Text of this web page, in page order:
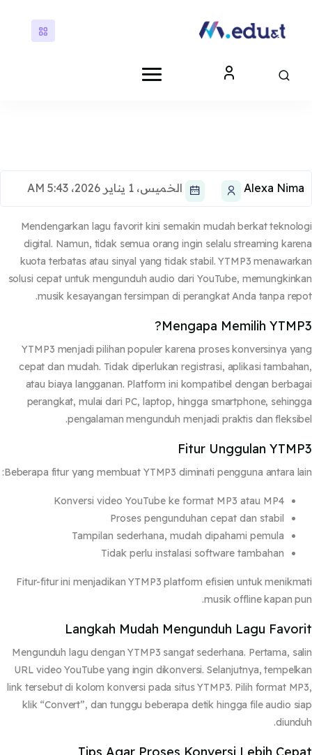
Alexa الخميس، 1 يناير 2026، 5:43 AM
Mendengarkan lagu favorit kini semakin mudah berkat
digital. Namun, tidak semua orang ingin selalu streaming
kuota terbatas atau sinyal yang tidak stabil. YTMP3
solusi cepat untuk mengunduh audio dari YouTube,
musik kesayangan tersimpan di perangkat Anda tanpa
Mengapa Memilih
YTMP3 menjadi pilihan populer karena proses konversinya
cepat dan mudah. Tidak diperlukan registrasi, aplikasi
atau biaya langganan. Platform ini kompatibel dengan
perangkat, mulai dari PC, laptop, hingga smartphone,
pengalaman mengunduh menjadi praktis dan
Fitur Unggulan
Beberapa fitur yang membuat YTMP3 diminati pengguna antara
Konversi video YouTube ke format MP3 atau MP4
Proses pengunduhan cepat dan stabil
Tampilan sederhana, mudah dipahami pemula
Tidak perlu instalasi software tambahan
Fitur-fitur ini menjadikan YTMP3 platform efisien untuk
musik offline kapan
Langkah Mudah Mengunduh Lagu
Mengunduh lagu dengan YTMP3 sangat sederhana. Pertama,
URL video YouTube yang ingin dikonversi. Selanjutnya,
link tersebut di kolom konversi pada situs YTMP3. Pilih format
klik “Convert”, dan tunggu beberapa detik hingga file audio